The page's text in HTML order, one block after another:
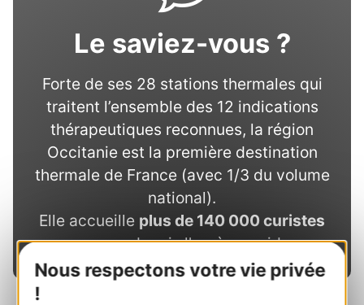
Nous respectons votre vie privée
!
Le saviez-vous ?
Forte de ses 28 stations thermales qui
traitent l’ensemble des 12 indications
thérapeutiques reconnues, la région
Occitanie est la première destination
thermale de France (avec 1/3 du volume
national).
Elle accueille plus de 140 000 curistes
par andepuis l'après-covid.